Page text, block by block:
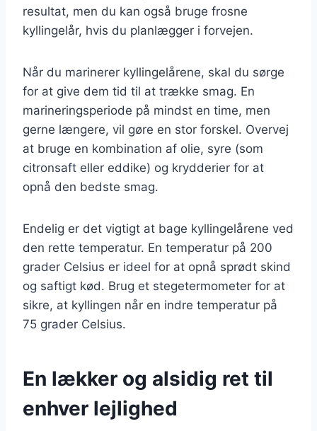
resultat, men du kan også bruge frosne
kyllingelår, hvis du planlægger i forvejen.
Når du marinerer kyllingelårene, skal du sørge
for at give dem tid til at trække smag. En
marineringsperiode på mindst en time, men
gerne længere, vil gøre en stor forskel. Overvej
at bruge en kombination af olie, syre (som
citronsaft eller eddike) og krydderier for at
opnå den bedste smag.
Endelig er det vigtigt at bage kyllingelårene ved
den rette temperatur. En temperatur på 200
grader Celsius er ideel for at opnå sprødt skind
og saftigt kød. Brug et stegetermometer for at
sikre, at kyllingen når en indre temperatur på
75 grader Celsius.
En lækker og alsidig ret til
enhver lejlighed